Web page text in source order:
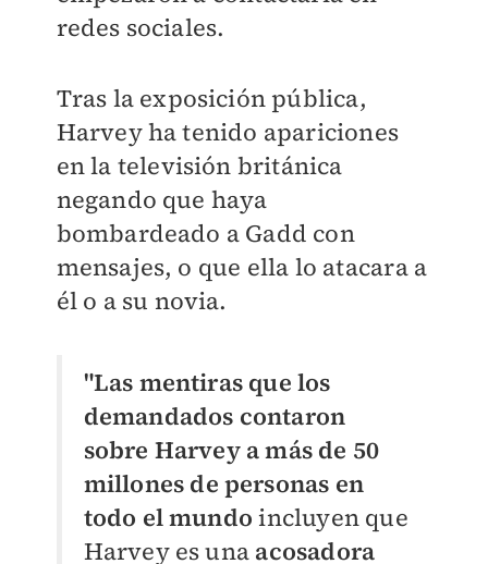
redes sociales.
Tras la exposición pública,
Harvey ha tenido apariciones
en la televisión británica
negando que haya
bombardeado a Gadd con
mensajes, o que ella lo atacara a
él o a su novia.
"Las mentiras que los
demandados contaron
sobre Harvey a más de 50
millones de personas en
todo el mundo incluyen que
Harvey es una acosadora